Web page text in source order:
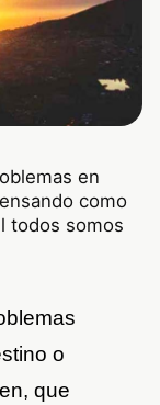
en
como
todos somos
o
que